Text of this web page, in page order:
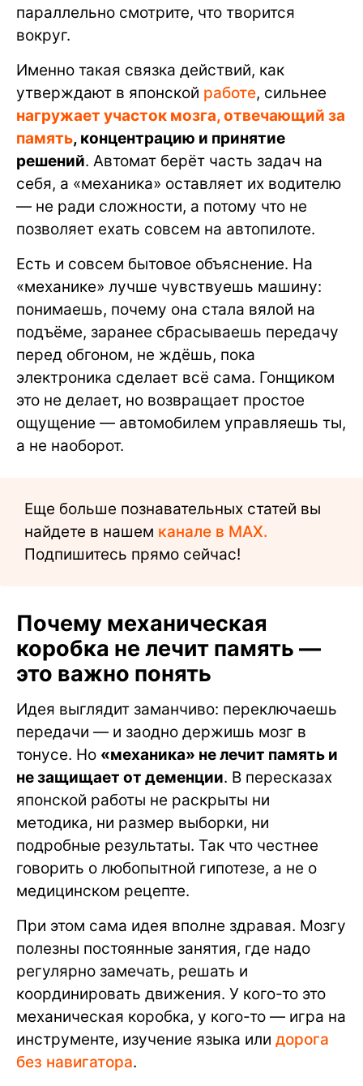
параллельно смотрите, что творится
вокруг.
Именно такая связка действий, как
утверждают в японской работе, сильнее
нагружает участок мозга, отвечающий за
память, концентрацию и принятие
решений. Автомат берёт часть задач на
себя, а «механика» оставляет их водителю
— не ради сложности, а потому что не
позволяет ехать совсем на автопилоте.
Есть и совсем бытовое объяснение. На
«механике» лучше чувствуешь машину:
понимаешь, почему она стала вялой на
подъёме, заранее сбрасываешь передачу
перед обгоном, не ждёшь, пока
электроника сделает всё сама. Гонщиком
это не делает, но возвращает простое
ощущение — автомобилем управляешь ты,
а не наоборот.
Еще больше познавательных статей вы
найдете в нашем канале в MAX.
Подпишитесь прямо сейчас!
Почему механическая
коробка не лечит память —
это важно понять
Идея выглядит заманчиво: переключаешь
передачи — и заодно держишь мозг в
тонусе. Но «механика» не лечит память и
не защищает от деменции. В пересказах
японской работы не раскрыты ни
методика, ни размер выборки, ни
подробные результаты. Так что честнее
говорить о любопытной гипотезе, а не о
медицинском рецепте.
При этом сама идея вполне здравая. Мозгу
полезны постоянные занятия, где надо
регулярно замечать, решать и
координировать движения. У кого-то это
механическая коробка, у кого-то — игра на
инструменте, изучение языка или дорога
без навигатора.